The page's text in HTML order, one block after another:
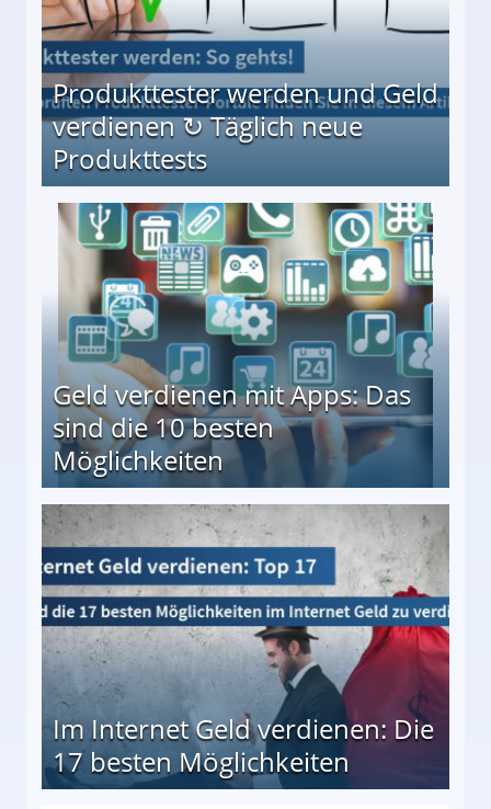
Produkttester werden und Geld
verdienen ↻ Täglich neue
Produkttests
↻ Täglich neue Produkttests
Geld verdienen mit Apps: Das
sind die 10 besten
Möglichkeiten
besten Möglichkeiten
Im Internet Geld verdienen: Die
17 besten Möglichkeiten